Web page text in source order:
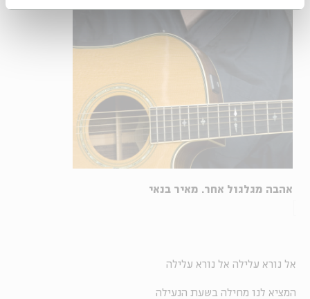
אהבה מגלגול אחר. מאיר בנאי
אל נורא עלילה אל נורא עלילה
המציא לנו מחילה בשעת הנעילה